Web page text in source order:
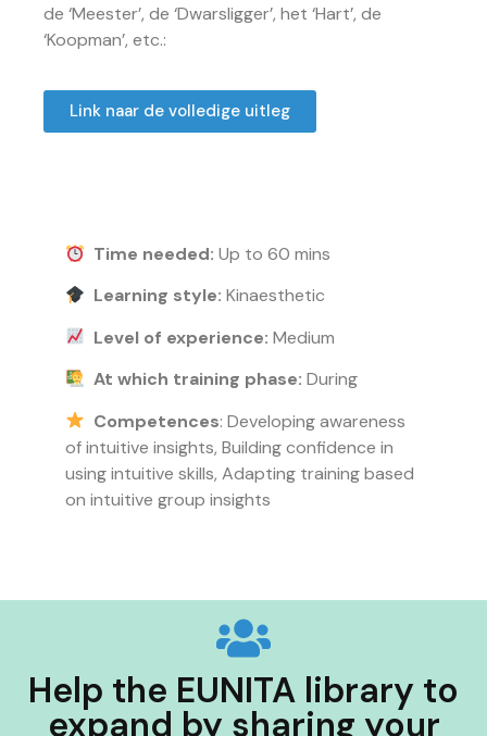
de ‘Meester’, de ‘Dwarsligger’, het ‘Hart’, de
‘Koopman’, etc.:
Link naar de volledige uitleg
Time needed: Up to 60 mins
Learning style:Kinaesthetic
Level of experience:Medium
At which training phase:During
Competences: Developing awareness
of intuitive insights, Building confidence in
using intuitive skills, Adapting training based
on intuitive group insights
Help the EUNITA library to
expand by sharing your